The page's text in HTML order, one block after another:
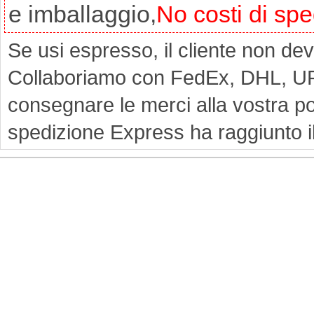
e imballaggio,No costi di
Se usi espresso, il cliente non
Collaboriamo con FedEx, DHL,
consegnare le merci alla vostra
spedizione Express ha raggiunto